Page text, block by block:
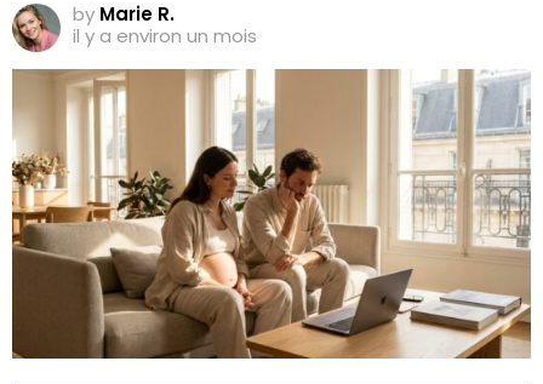
by Marie R.
il y a environ un mois